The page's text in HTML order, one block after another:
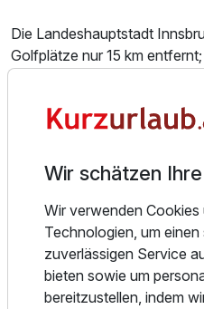
Für 8 Tage
Die Landeshauptstadt
Golfplätze nur 15 km
Langlauf, usw. befinden sich
Radverleih befinden sich in
Erleben Sie die schönsten
welches Tradition und
Die geschmackvolle
schaffen eine besonders
Sie unser „Hubertus“ in
behalten.
Wir schätzen
Wir verwenden Cookies
Technologien, um
zuverlässigen Service
bieten sowie um
bereitzustellen, indem